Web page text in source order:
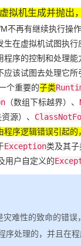
拟机生成并抛出
不再有继续执行操
生在虚拟机试图执
序的控制和处理
该试图去处理它
个重要的子类
（数组下标越界）、
资源）、
序逻辑错误引起
Exception类及其
用户自定义的
灾难性的致命的错
序处理的，并且在